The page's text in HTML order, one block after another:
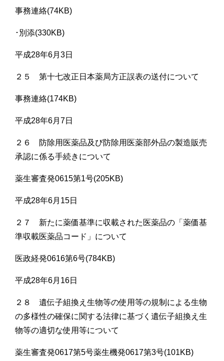
事務連絡(74KB)
･別添(330KB)
平成28年6月3日
２５ 第十七改正日本薬局方正誤表の送付について
事務連絡(174KB)
平成28年6月7日
２６ 防除用医薬品及び防除用医薬部外品の製造販売
承認に係る手続きについて
薬生審査発0615第1号(205KB)
平成28年6月15日
２７ 新たに薬価基準に収載された医薬品の「薬価基
準収載医薬品コード」について
医政経発0616第6号(784KB)
平成28年6月16日
２８ 遺伝子組換え生物等の使用等の規制による生物
の多様性の確保に関する法律に基づく遺伝子組換え生
物等の適切な使用等について
薬生審査発0617第5号薬生機発0617第3号(101KB)